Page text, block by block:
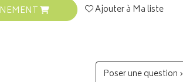
Ajouter à Ma liste
Poser une question ›